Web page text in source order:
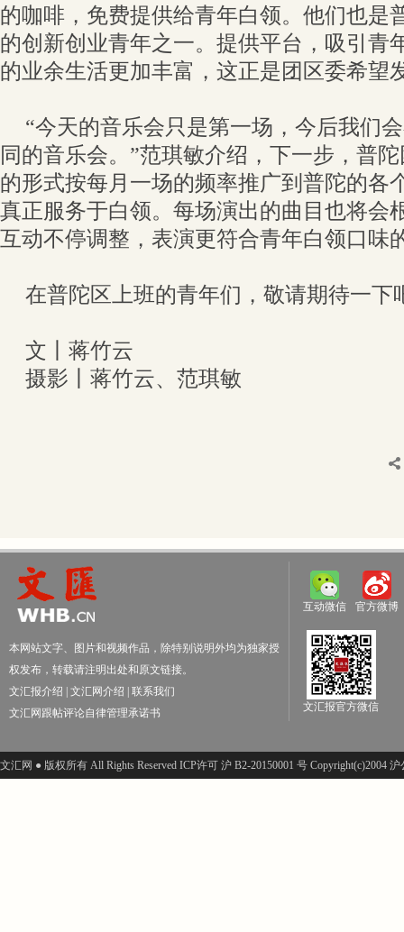
的咖啡，免费提供给青年白领。他们也是
的创新创业青年之一。提供平台，吸引青
的业余生活更加丰富，这正是团区委希望
“今天的音乐会只是第一场，今后我们
同的音乐会。”范琪敏介绍，下一步，普
的形式按每月一场的频率推广到普陀的各
真正服务于白领。每场演出的曲目也将会
互动不停调整，表演更符合青年白领口味
在普陀区上班的青年们，敬请期待一下
文丨蒋竹云
摄影丨蒋竹云、范琪敏
本网站文字、图片和视频作品，除特别说明外均为独家授
权发布，转载请注明出处和原文链接。
文汇报介绍
文汇网介绍
联系我们
文汇网跟帖评论自律管理承诺书
互动微信 官方微博
文汇报官方微信
文汇网 ● 版权所有 All Rights Reserved ICP许可 沪 B2-20150001 号 Copyright(c)2004